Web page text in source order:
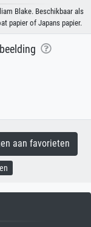
Blake. Beschikbaar als
papier of Japans papier.
aan favorieten